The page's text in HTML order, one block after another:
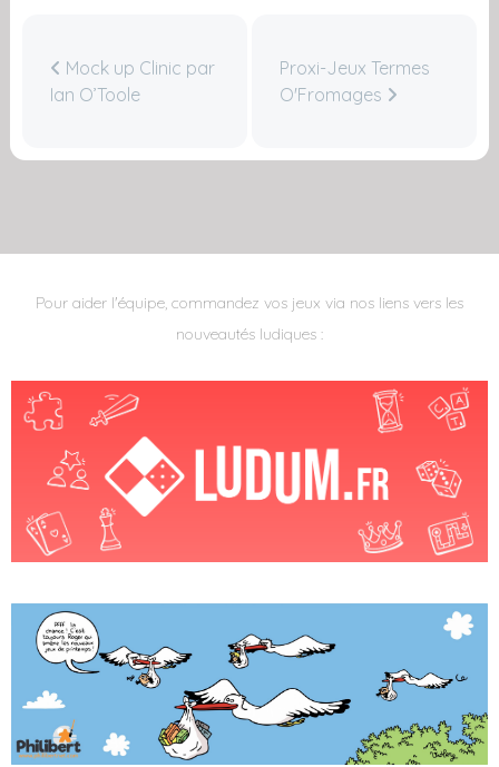
Mock up Clinic par
Ian O’Toole
Proxi-Jeux Termes
O'Fromages
Pour aider l'équipe, commandez vos jeux via nos liens vers les
nouveautés ludiques :